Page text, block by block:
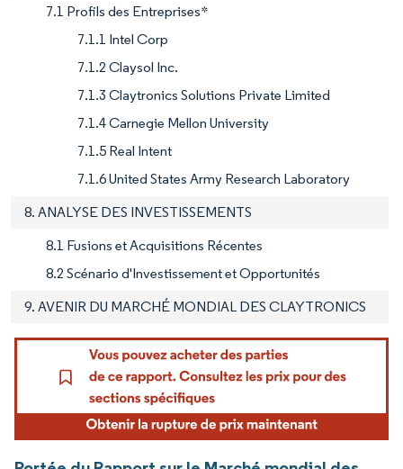
7.1 Profils des Entreprises*
7.1.1 Intel Corp
7.1.2 Claysol Inc.
7.1.3 Claytronics Solutions Private Limited
7.1.4 Carnegie Mellon University
7.1.5 Real Intent
7.1.6 United States Army Research Laboratory
8. ANALYSE DES INVESTISSEMENTS
8.1 Fusions et Acquisitions Récentes
8.2 Scénario d'Investissement et Opportunités
9. AVENIR DU MARCHÉ MONDIAL DES CLAYTRONICS